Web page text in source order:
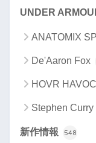
UNDER
ANATOMIX
De'Aaron Fox
HOVR HAVOC
Stephen Curry
新作情報 548